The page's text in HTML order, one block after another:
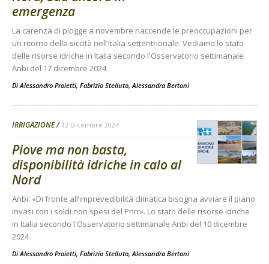
emergenza
La carenza di piogge a novembre riaccende le preoccupazioni per
un ritorno della siccità nell’Italia settentrionale. Vediamo lo stato
delle risorse idriche in Italia secondo l'Osservatorio settimanale
Anbi del 17 dicembre 2024
DiAlessandro Proietti, Fabrizio Stelluto, Alessandra Bertoni
IRRIGAZIONE 12 Dicembre 2024
Piove ma non basta,
disponibilità idriche in calo al
Nord
Anbi: «Di fronte all’imprevedibilità climatica bisogna avviare il piano
invasi con i soldi non spesi del Pnrr». Lo stato delle risorse idriche
in Italia secondo l'Osservatorio settimanale Anbi del 10 dicembre
2024
DiAlessandro Proietti, Fabrizio Stelluto, Alessandra Bertoni